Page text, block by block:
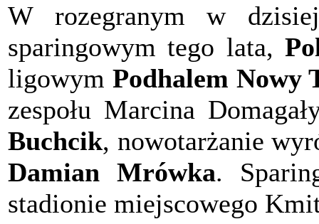
W rozegranym w
sparingowym tego lata,
ligowym Podhalem Nowy
zespołu Marcina
Buchcik, nowotarżanie
Damian Mrówka.
stadionie miejscowego